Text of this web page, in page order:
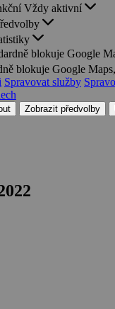
Vždy aktivní
blokuje Google
blokuje Google
Spravovat služby
Zobrazit předvolby